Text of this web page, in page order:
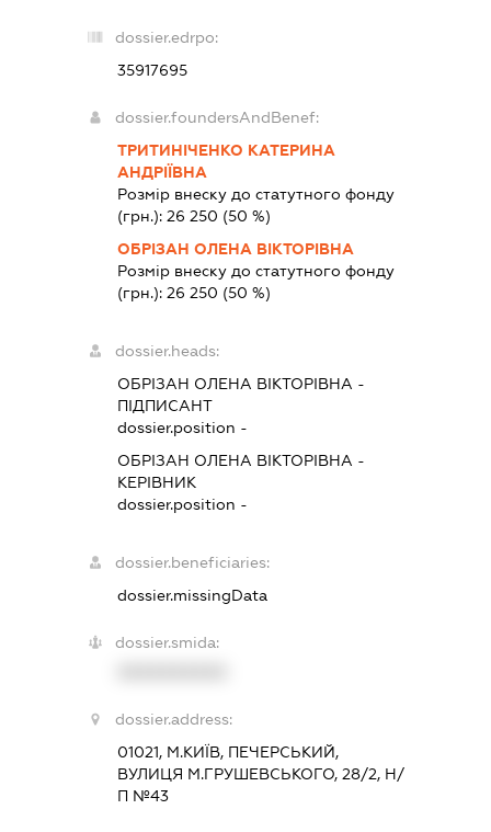
dossier.edrpo:
35917695
dossier.foundersAndBenef:
ТРИТИНІЧЕНКО КАТЕРИНА
АНДРІЇВНА
Розмір внеску до статутного фонду
(грн.): 26 250 (50 %)
ОБРІЗАН ОЛЕНА ВІКТОРІВНА
Розмір внеску до статутного фонду
(грн.): 26 250 (50 %)
dossier.heads:
ОБРІЗАН ОЛЕНА ВІКТОРІВНА -
ПІДПИСАНТ
dossier.position -
ОБРІЗАН ОЛЕНА ВІКТОРІВНА -
КЕРІВНИК
dossier.position -
dossier.beneficiaries:
dossier.missingData
dossier.smida:
dossier.address:
01021, М.КИЇВ, ПЕЧЕРСЬКИЙ,
ВУЛИЦЯ М.ГРУШЕВСЬКОГО, 28/2, Н/
П №43